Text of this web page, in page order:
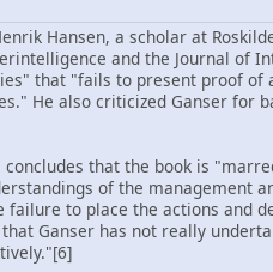
Hansen, a scholar at
and the Journal of
that "fails to present proof of
He also criticized Ganser for
that the book is
of the management
to place the actions and
Ganser has not really